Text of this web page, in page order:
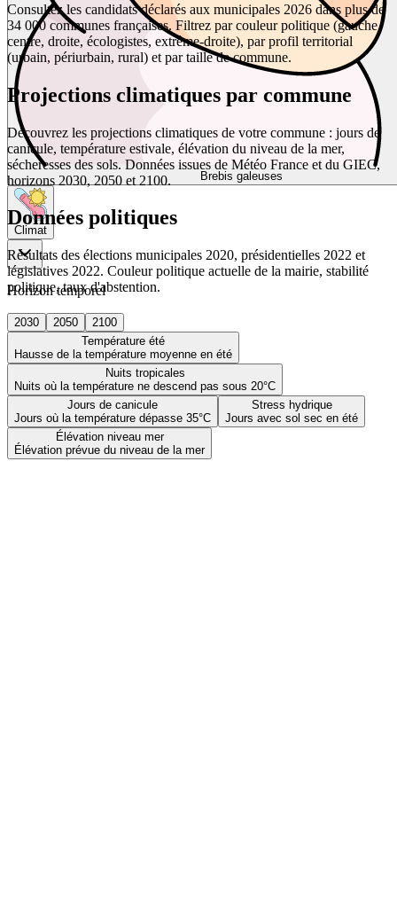
Brebis galeuses
Climat
Horizon temporel
2030 2050
2100
Température été
Hausse de la température moyenne en été
Nuits tropicales
Nuits où la température ne descend pas sous 20°C
Jours de canicule
Jours où la température dépasse 35°C
Stress hydrique
Jours avec sol sec en été
Élévation niveau mer
Élévation prévue du niveau de la mer
Consultez les candidats déclarés aux municipales 2026 dans plus de
34 000 communes françaises. Filtrez par couleur politique (gauche,
centre, droite, écologistes, extrême-droite), par profil territorial
(urbain, périurbain, rural) et par taille de commune.
Projections climatiques par commune
Découvrez les projections climatiques de votre commune : jours de
canicule, température estivale, élévation du niveau de la mer,
sécheresses des sols. Données issues de Météo France et du GIEC,
horizons 2030, 2050 et 2100.
Données politiques
Résultats des élections municipales 2020, présidentielles 2022 et
législatives 2022. Couleur politique actuelle de la mairie, stabilité
politique, taux d'abstention.